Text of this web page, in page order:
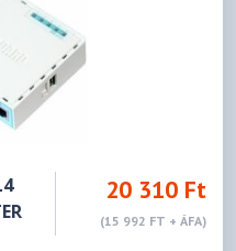
20 310 Ft
(15 992 FT + ÁFA)